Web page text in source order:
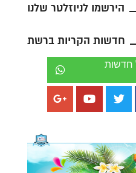
הירשמו לניוזלטר שלנו
חדשות הקריות ברשת
חדשות